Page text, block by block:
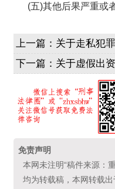
(五)其他后果严重或
上一篇： 关于走私犯
下一篇： 关于虚假出
免责声明
本网未注明“稿件来源：
均为转载稿，本网转载